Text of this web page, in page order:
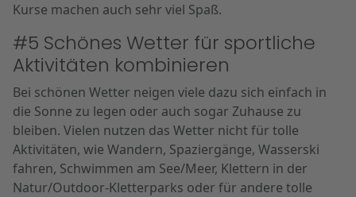
Kurse machen auch sehr viel Spaß.
#5 Schönes Wetter für sportliche
Aktivitäten kombinieren
Bei schönen Wetter neigen viele dazu sich einfach in
die Sonne zu legen oder auch sogar Zuhause zu
bleiben. Vielen nutzen das Wetter nicht für tolle
Aktivitäten, wie Wandern, Spaziergänge, Wasserski
fahren, Schwimmen am See/Meer, Klettern in der
Natur/Outdoor-Kletterparks oder für andere tolle